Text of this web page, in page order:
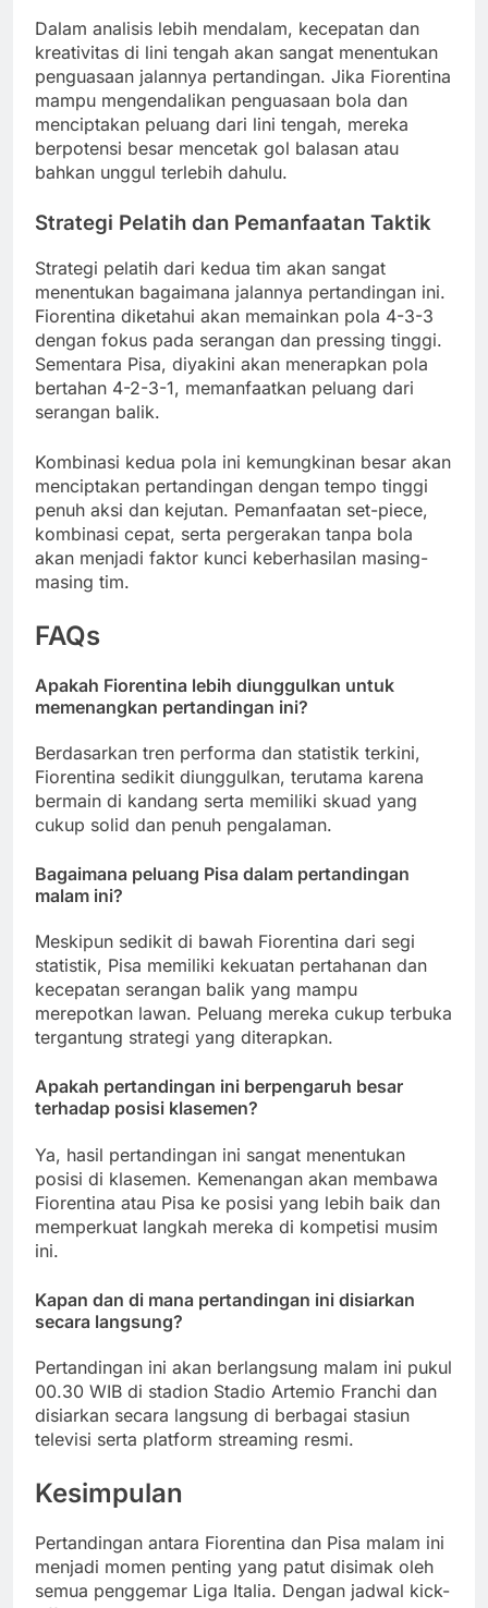
Dalam analisis lebih mendalam, kecepatan dan
kreativitas di lini tengah akan sangat menentukan
penguasaan jalannya pertandingan. Jika Fiorentina
mampu mengendalikan penguasaan bola dan
menciptakan peluang dari lini tengah, mereka
berpotensi besar mencetak gol balasan atau
bahkan unggul terlebih dahulu.
Strategi Pelatih dan Pemanfaatan Taktik
Strategi pelatih dari kedua tim akan sangat
menentukan bagaimana jalannya pertandingan ini.
Fiorentina diketahui akan memainkan pola 4-3-3
dengan fokus pada serangan dan pressing tinggi.
Sementara Pisa, diyakini akan menerapkan pola
bertahan 4-2-3-1, memanfaatkan peluang dari
serangan balik.
Kombinasi kedua pola ini kemungkinan besar akan
menciptakan pertandingan dengan tempo tinggi
penuh aksi dan kejutan. Pemanfaatan set-piece,
kombinasi cepat, serta pergerakan tanpa bola
akan menjadi faktor kunci keberhasilan masing-
masing tim.
FAQs
Apakah Fiorentina lebih diunggulkan untuk
memenangkan pertandingan ini?
Berdasarkan tren performa dan statistik terkini,
Fiorentina sedikit diunggulkan, terutama karena
bermain di kandang serta memiliki skuad yang
cukup solid dan penuh pengalaman.
Bagaimana peluang Pisa dalam pertandingan
malam ini?
Meskipun sedikit di bawah Fiorentina dari segi
statistik, Pisa memiliki kekuatan pertahanan dan
kecepatan serangan balik yang mampu
merepotkan lawan. Peluang mereka cukup terbuka
tergantung strategi yang diterapkan.
Apakah pertandingan ini berpengaruh besar
terhadap posisi klasemen?
Ya, hasil pertandingan ini sangat menentukan
posisi di klasemen. Kemenangan akan membawa
Fiorentina atau Pisa ke posisi yang lebih baik dan
memperkuat langkah mereka di kompetisi musim
ini.
Kapan dan di mana pertandingan ini disiarkan
secara langsung?
Pertandingan ini akan berlangsung malam ini pukul
00.30 WIB di stadion Stadio Artemio Franchi dan
disiarkan secara langsung di berbagai stasiun
televisi serta platform streaming resmi.
Kesimpulan
Pertandingan antara Fiorentina dan Pisa malam ini
menjadi momen penting yang patut disimak oleh
semua penggemar Liga Italia. Dengan jadwal kick-